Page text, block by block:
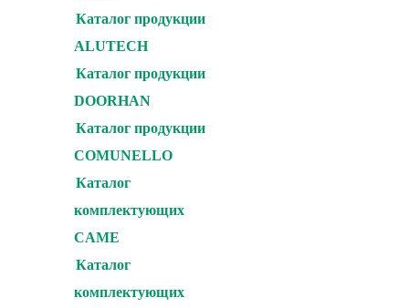
Каталог продукции
ALUTECH
Каталог продукции
DOORHAN
Каталог продукции
COMUNELLO
Каталог
комплектующих
CAME
Каталог
комплектующих